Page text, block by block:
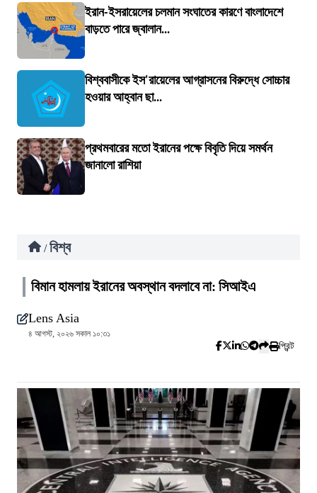
ইরান-ইসরায়েলের চলমান সংঘাতের কারণে বাংলাদেশে
বাড়তে পারে জ্বালান...
বিশ্ববাসীকে ইস'রায়েলের আগ্রাসনের বিরুদ্ধে সোচ্চার
হওয়ার আহ্বান ছা...
প্রথমবারের মতো ইরানের পক্ষে বিবৃতি দিয়ে সমর্থন
জানালো রাশিয়া
/ বিশ্ব
বিমান হামলায় ইরানের অবস্থান বদলাবে না: সিআইএ
Lens Asia
৪ আগস্ট, ২০২৬ সকাল ১০:৩১
প্রিন্ট